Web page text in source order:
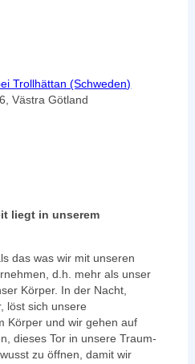
Trollhättan (Schweden)
Västra Götland
liegt in unserem
das was wir mit unseren
d.h. mehr als unser
Körper. In der Nacht,
löst sich unsere
Körper und wir gehen auf
dieses Tor in unsere Traum-
zu öffnen, damit wir